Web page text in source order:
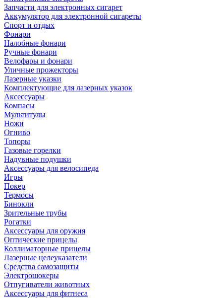
Запчасти для электронных сигарет
Аккумулятор для электронной сигареты
Спорт и отдых
Фонари
Налобные фонари
Ручные фонари
Велофары и фонари
Уличные прожекторы
Лазерные указки
Комплектующие для лазерных указок
Аксессуары
Компасы
Мультитулы
Ножи
Огниво
Топоры
Газовые горелки
Надувные подушки
Аксессуары для велосипеда
Игры
Покер
Термосы
Бинокли
Зрительные трубы
Рогатки
Аксессуары для оружия
Оптические прицелы
Коллиматорные прицелы
Лазерные целеуказатели
Средства самозащиты
Электрошокеры
Отпугиватели животных
Аксессуары для фитнеса